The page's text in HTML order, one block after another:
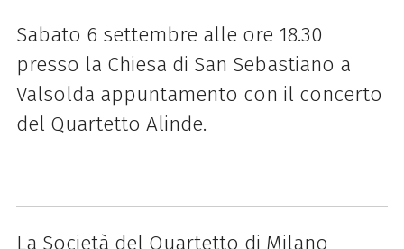
Sabato 6 settembre alle ore 18.30
presso la Chiesa di San Sebastiano a
Valsolda appuntamento con il concerto
del Quartetto Alinde.
La Società del Quartetto di Milano